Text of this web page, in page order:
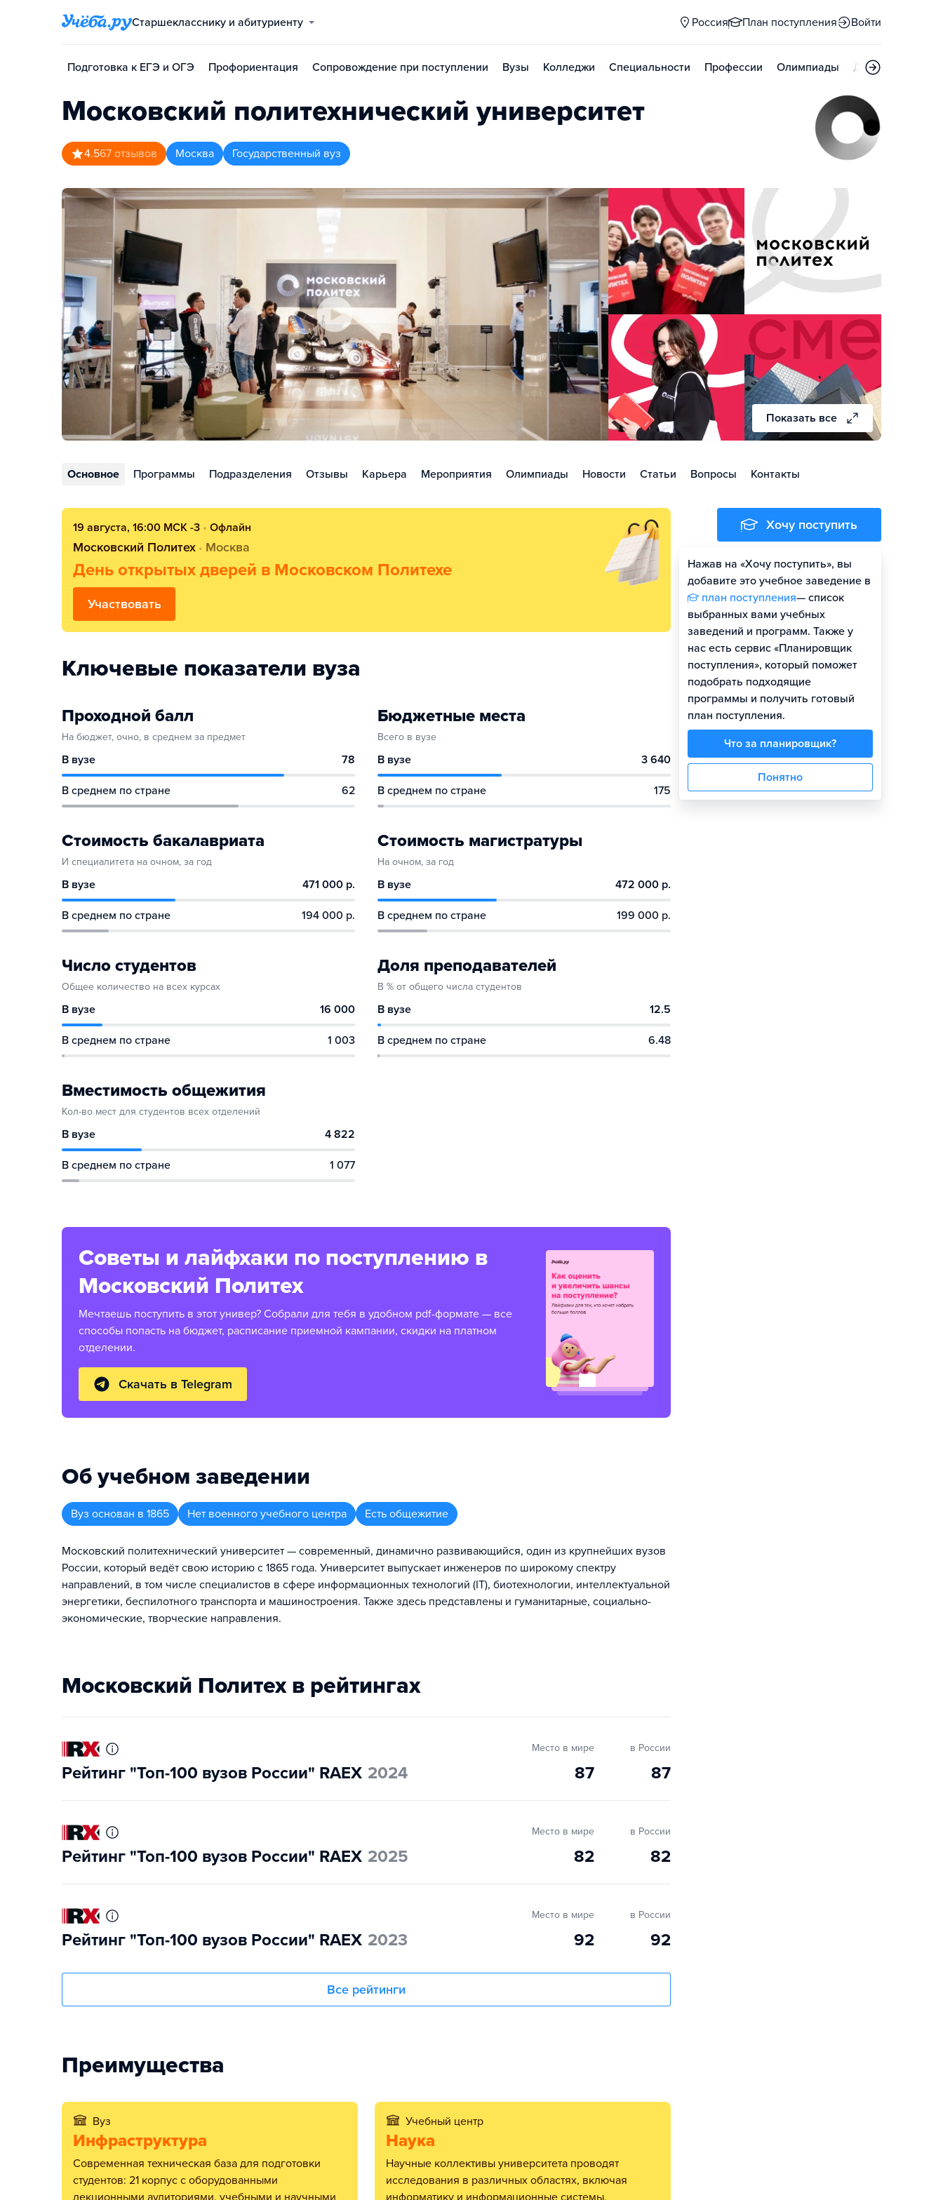
Старшекласснику и абитуриенту Россия План поступления Войти
Подготовка к ЕГЭ и ОГЭ Профориентация Сопровождение при поступлении Вузы Колледжи Специальности Профессии Олимпиады Дни открытых
Московский политехнический университет
4.567 отзывов Москва Государственный вуз
Показать все
Основное Программы Подразделения Отзывы Карьера Мероприятия Олимпиады Новости Статьи Вопросы Контакты
19 августа, 16:00 МСК -3 • Офлайн
Московский Политех • Москва
День открытых дверей в Московском Политехе
Участвовать
Ключевые показатели вуза
Проходной балл
На бюджет, очно, в среднем за предмет
В вузе 78
В среднем по стране 62
Бюджетные места
Всего в вузе
В вузе 3 640
В среднем по стране 175
Стоимость бакалавриата
И специалитета на очном, за год
В вузе 471 000 р.
В среднем по стране 194 000 р.
Стоимость магистратуры
На очном, за год
В вузе 472 000 р.
В среднем по стране 199 000 р.
Число студентов
Общее количество на всех курсах
В вузе 16 000
В среднем по стране 1 003
Доля преподавателей
В % от общего числа студентов
В вузе 12.5
В среднем по стране 6.48
Вместимость общежития
Кол-во мест для студентов всех отделений
В вузе 4 822
В среднем по стране 1 077
Советы и лайфхаки по поступлению в
Московский Политех
Мечтаешь поступить в этот универ? Собрали для тебя в удобном pdf-формате — все
способы попасть на бюджет, расписание приемной кампании, скидки на платном
отделении.
Скачать в Telegram
Об учебном заведении
Вуз основан в 1865 Нет военного учебного центра Есть общежитие
Московский политехнический университет — современный, динамично развивающийся, один из крупнейших вузов
России, который ведёт свою историю с 1865 года. Университет выпускает инженеров по широкому спектру
направлений, в том числе специалистов в сфере информационных технологий (IT), биотехнологии, интеллектуальной
энергетики, беспилотного транспорта и машиностроения. Также здесь представлены и гуманитарные, социально-
экономические, творческие направления.
Московский Политех в рейтингах
Место в мире в России
Рейтинг "Топ-100 вузов России" RAEX 2024 87 87
Место в мире в России
Рейтинг "Топ-100 вузов России" RAEX 2025 82 82
Место в мире в России
Рейтинг "Топ-100 вузов России" RAEX 2023 92 92
Все рейтинги
Преимущества
Вуз
Инфраструктура
Современная техническая база для подготовки
студентов: 21 корпус с оборудованными
Учебный центр
Наука
Научные коллективы университета проводят
исследования в различных областях, включая
Хочу поступить
Нажав на «Хочу поступить», вы
добавите это учебное заведение в
план поступления— список
выбранных вами учебных
заведений и программ. Также у
нас есть сервис «Планировщик
поступления», который поможет
подобрать подходящие
программы и получить готовый
план поступления.
Что за планировщик?
Понятно
Оценить шансы
Гайд по поступлению